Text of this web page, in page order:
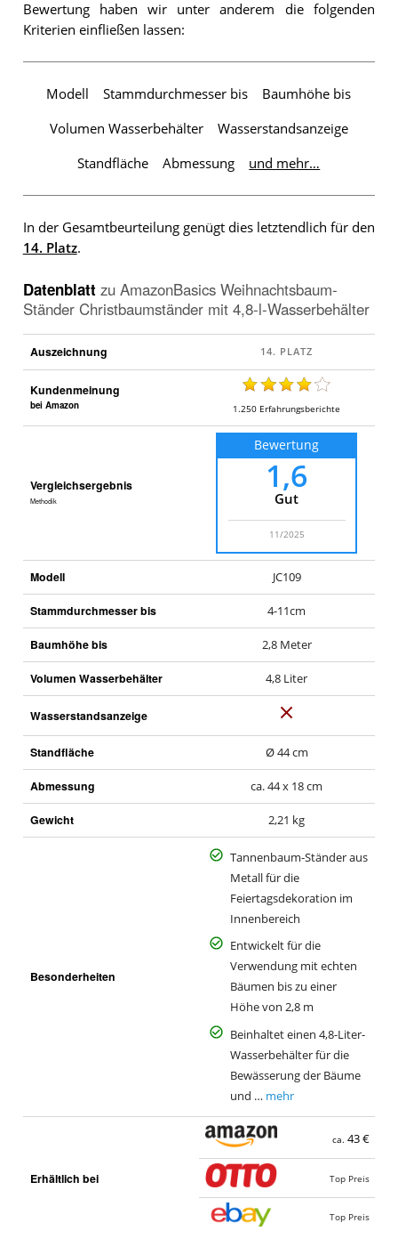
Bewertung haben wir unter anderem die folgenden
Kriterien einfließen lassen:
Modell Stammdurchmesser bis Baumhöhe bis
Volumen Wasserbehälter Wasserstandsanzeige
Standfläche Abmessung und mehr…
In der Gesamtbeurteilung genügt dies letztendlich für den
14. Platz.
Datenblatt zu AmazonBasics Weihnachtsbaum-
Ständer Christbaumständer mit 4,8-l-Wasserbehälter
Auszeichnung
Kundenmeinung
bei Amazon 1.250 Erfahrungsberichte
Vergleichsergebnis
Methodik
Bewertung
1,6
Gut
11/2025
Modell JC109
Stammdurchmesser bis 4-11cm
Baumhöhe bis 2,8 Meter
Volumen Wasserbehälter 4,8 Liter
Wasserstandsanzeige
e
i
n
Standfläche Ø 44 cm
Abmessung ca. 44 x 18 cm
Gewicht 2,21 kg
Besonderheiten
Tannenbaum-Ständer aus
Metall für die
Feiertagsdekoration im
Innenbereich
Entwickelt für die
Verwendung mit echten
Bäumen bis zu einer
Höhe von 2,8 m
Beinhaltet einen 4,8-Liter-
Wasserbehälter für die
Bewässerung der Bäume
und … mehr
Erhältlich bei
ca. 43 €
Top Preis
Top Preis